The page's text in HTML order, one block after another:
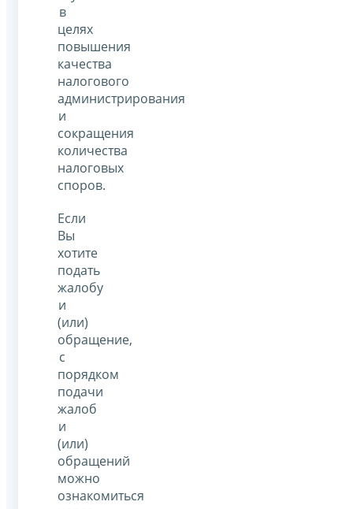
в
целях
повышения
качества
налогового
администрирования
и
сокращения
количества
налоговых
споров.
Если
Вы
хотите
подать
жалобу
и
(или)
обращение,
с
порядком
подачи
жалоб
и
(или)
обращений
можно
ознакомиться